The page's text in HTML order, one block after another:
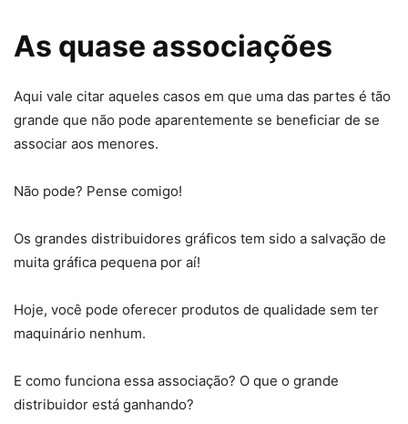
As quase associações
Aqui vale citar aqueles casos em que uma das partes é tão
grande que não pode aparentemente se beneficiar de se
associar aos menores.
Não pode? Pense comigo!
Os grandes distribuidores gráficos tem sido a salvação de
muita gráfica pequena por aí!
Hoje, você pode oferecer produtos de qualidade sem ter
maquinário nenhum.
E como funciona essa associação? O que o grande
distribuidor está ganhando?